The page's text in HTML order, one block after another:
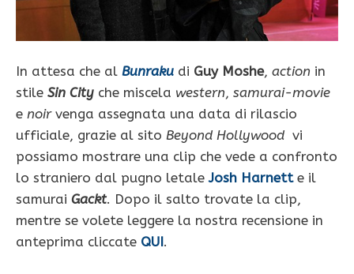
In attesa che al Bunraku di Guy Moshe, action in
stile Sin City che miscela western, samurai-movie
e noirvenga assegnata una data di rilascio
ufficiale, grazie al sito Beyond Hollywood vi
possiamo mostrare una clip che vede a confronto
lo straniero dal pugno letaleJosh Harnette il
samurai Gackt. Dopo il salto trovate la clip,
mentre se volete leggere la nostra recensione in
anteprima cliccate QUI.